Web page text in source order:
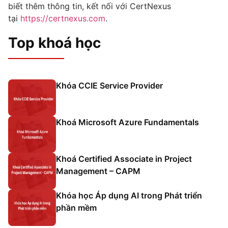
biết thêm thông tin, kết nối với CertNexus
tại https://certnexus.com.
Top khoá học
Khóa CCIE Service Provider
Khoá Microsoft Azure Fundamentals
Khoá Certified Associate in Project
Management – CAPM
Khóa học Áp dụng AI trong Phát triển
phần mềm